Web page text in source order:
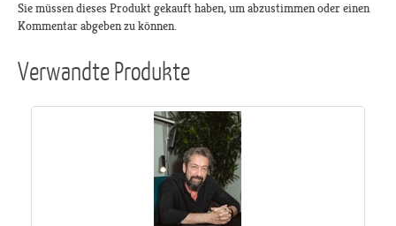
Sie müssen dieses Produkt gekauft haben, um abzustimmen oder einen
Kommentar abgeben zu können.
Verwandte Produkte